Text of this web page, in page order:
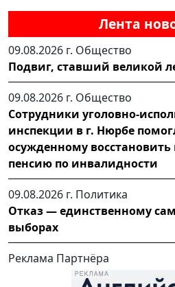
Лента
09.08.2026 г. Общество
Подвиг, ставший великой
09.08.2026 г. Общество
Сотрудники уголовно-
инспекции в г. Нюрбе
осужденному
пенсию по инвалидности
09.08.2026 г. Политика
Отказ — единственному
выборах
Реклама Партнёра